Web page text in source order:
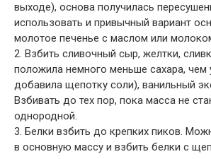
выходе), основа получилась
использовать и привычный вариант
молотое печенье с маслом или
2. Взбить сливочный сыр, желтки,
положила немного меньше сахара, чем
добавила щепотку соли), ванильный
Взбивать до тех пор, пока масса не
однородной.
3. Белки взбить до крепких пиков.
в основную массу и взбить белки с